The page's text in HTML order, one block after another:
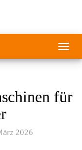
für
2026